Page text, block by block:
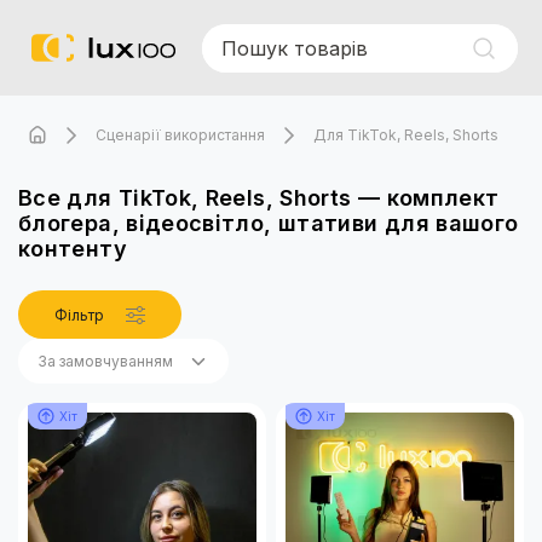
Сценарії використання Для TikTok, Reels, Shorts
Все для TikTok, Reels, Shorts — комплект
блогера, відеосвітло, штативи для вашого
контенту
Фільтр
За замовчуванням
За замовчуванням
Назва (А - Я)
Назва (Я - А)
Хіт Хіт